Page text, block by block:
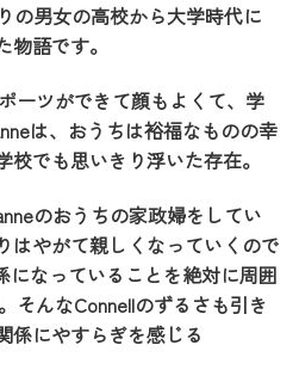
の男女の高校から大学時代に
語です。
ーツができて顔もよくて、学
は、おうちは裕福なものの幸
でも思いきり浮いた存在。
のおうちの家政婦をしてい
はやがて親しくなっていくので
になっていることを絶対に周囲
そんなConnellのずるさも引き
係にやすらぎを感じる